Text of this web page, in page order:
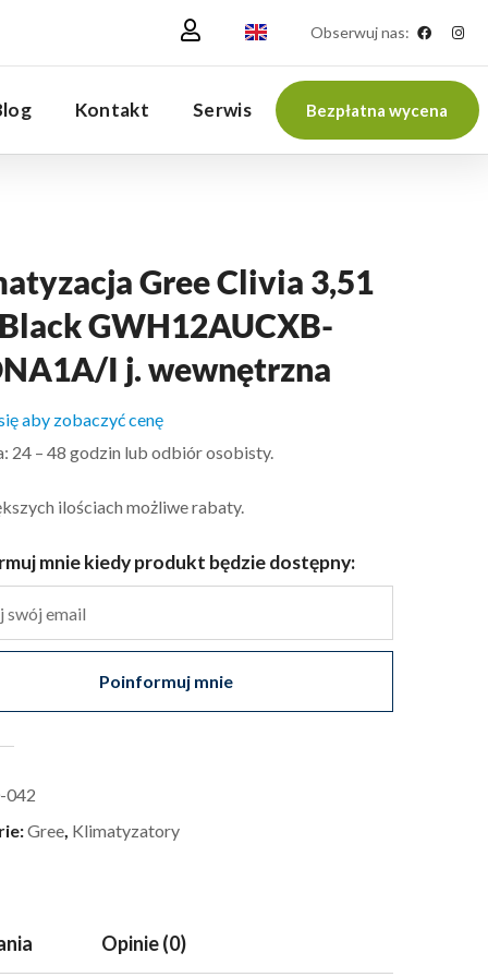
Obserwuj nas:
Kontakt Serwis Bezpłatna wycena
Gree Clivia 3,51
GWH12AUCXB-
I j. wewnętrzna
aby zobaczyć cenę
24 – 48 godzin lub odbiór osobisty.
ilościach możliwe rabaty.
mnie kiedy produkt będzie dostępny:
Poinformuj mnie
042
Gree, Klimatyzatory
Opinie (0)